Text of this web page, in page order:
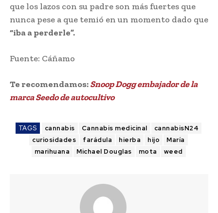
que los lazos con su padre son más fuertes que
nunca pese a que temió en un momento dado que
“iba a perderle”.
Fuente: Cáñamo
Te recomendamos:Snoop Dogg embajador de la
marca Seedo de autocultivo
TAGS cannabis Cannabis medicinal
cannabisN24
curiosidades
farádula hierba hijo
María
marihuana
Michael Douglas mota weed